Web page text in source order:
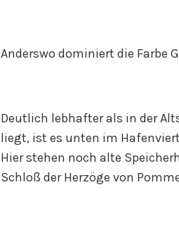
Anderswo dominiert die Farbe
Deutlich lebhafter als in der
liegt, ist es unten im
Hier stehen noch alte
Schloß der Herzöge von